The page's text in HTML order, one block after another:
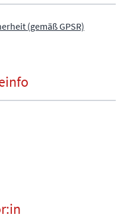
(gemäß GPSR)